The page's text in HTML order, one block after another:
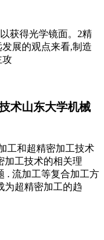
获得光学镜面。2精
展的观点来看,制造
攻
术山东大学机械
工和超精密加工技术
加工技术的相关理
. 流加工等复合加工方
为超精密加工的趋